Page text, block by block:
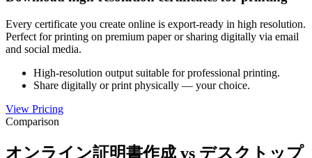
Every certificate you create online is export-ready in high resolution.
Perfect for printing on premium paper or sharing digitally via email
and social media.
High-resolution output suitable for professional printing.
Share digitally or print physically — your choice.
View Pricing
Comparison
オンライン証明書作成 vs デスクトップ